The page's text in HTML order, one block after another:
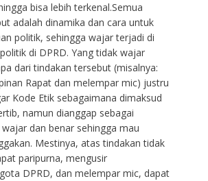
bisa lebih terkenal.Semua
adalah dinamika dan cara untuk
politik, sehingga wajar terjadi di
di DPRD. Yang tidak wajar
dari tindakan tersebut (misalnya:
Rapat dan melempar mic) justru
Kode Etik sebagaimana dimaksud
namun dianggap sebagai
dan benar sehingga mau
Mestinya, atas tindakan tidak
paripurna, mengusir
DPRD, dan melempar mic, dapat